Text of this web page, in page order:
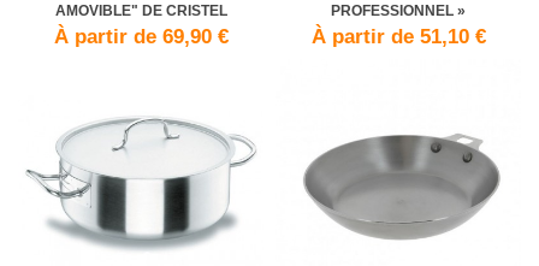
AMOVIBLE" DE CRISTEL
À partir de 69,90 €
PROFESSIONNEL »
À partir de 51,10 €